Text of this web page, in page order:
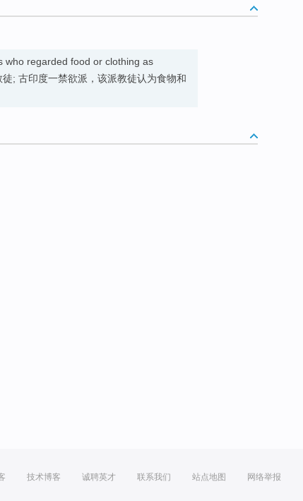
who regarded food or clothing as
; 古印度一禁欲派，该派教徒认为食物和
技术博客 诚聘英才 联系我们 站点地图 网络举报